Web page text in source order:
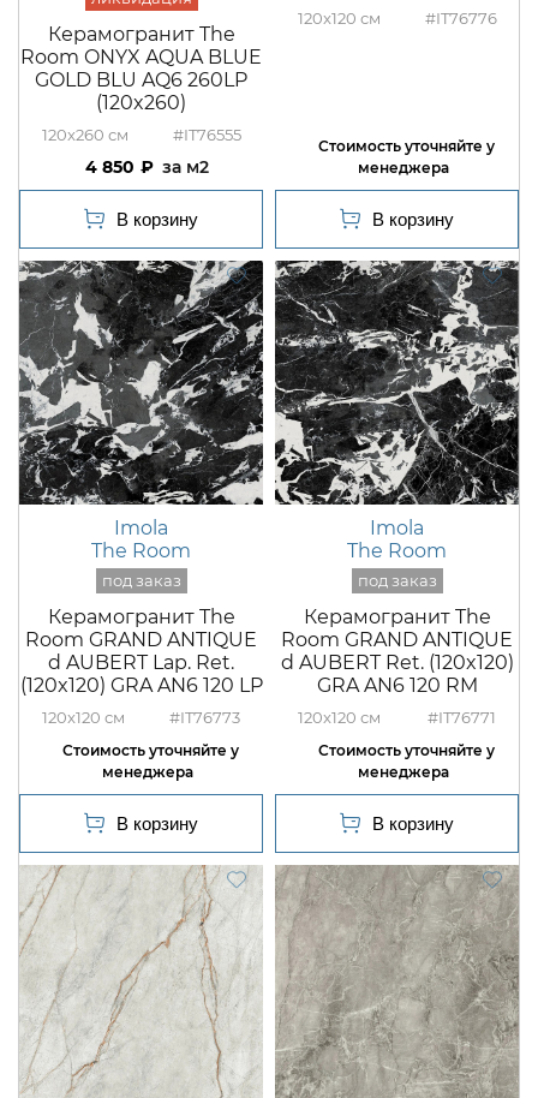
Керамогранит The
Room ONYX AQUA BLUE
GOLD BLU AQ6 260LP
(120x260)
120x260 #IT76555
4 850 м2
120x120 #IT76776
Imola
The Room
Керамогранит The
Room GRAND ANTIQUE
d AUBERT Lap. Ret.
(120x120) GRA AN6 120 LP
120x120 #IT76773
Imola
The Room
Керамогранит The
Room GRAND ANTIQUE
d AUBERT Ret. (120x120)
GRA AN6 120 RM
120x120 #IT76771